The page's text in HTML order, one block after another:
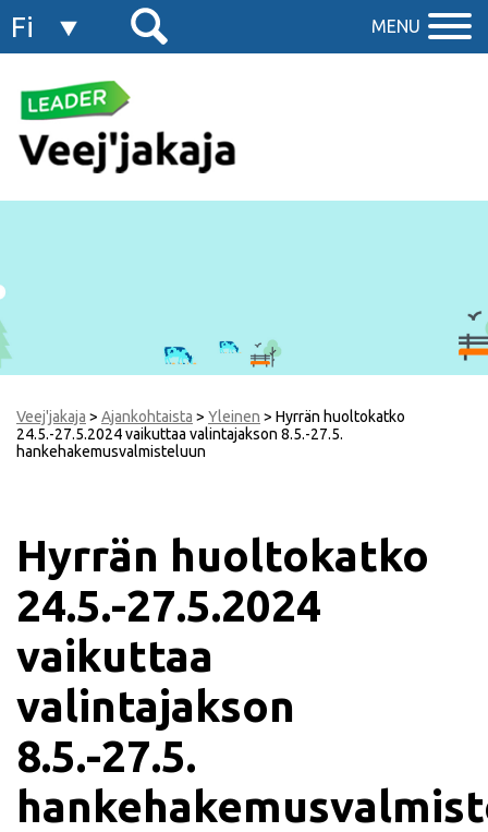
Fi
MENU
Veej'jakaja > Ajankohtaista > Yleinen > Hyrrän huoltokatko
24.5.-27.5.2024 vaikuttaa valintajakson 8.5.-27.5.
hankehakemusvalmisteluun
Hyrrän huoltokatko
24.5.-27.5.2024
vaikuttaa
valintajakson
8.5.-27.5.